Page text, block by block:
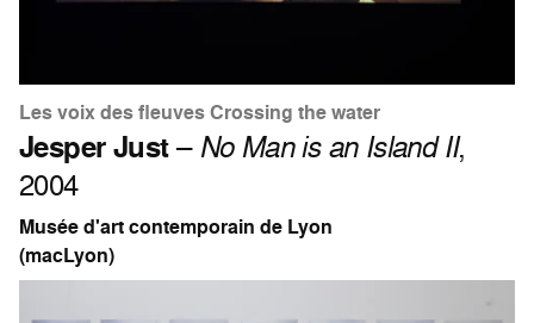
Les voix des fleuves Crossing the water
Jesper Just– No Man is an Island II,
2004
Musée d'art contemporain de Lyon
(macLyon)